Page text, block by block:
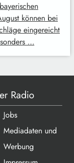
können bei
eingereicht
…
Radio
Jobs
Mediadaten und
Werbung